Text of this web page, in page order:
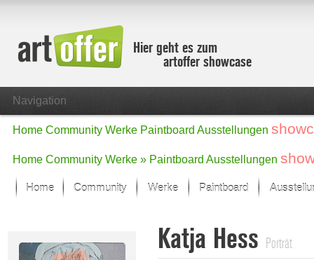
Hier geht es zum
artoffer showcase
Navigation
Home Community Werke Paintboard Ausstellungen
Home Community Werke » Paintboard Ausstellungen
Home Community Werke
Der letzte Monat im Fokus
Alle Fokus-Werke
Paintboard
Katja Hess Porträt